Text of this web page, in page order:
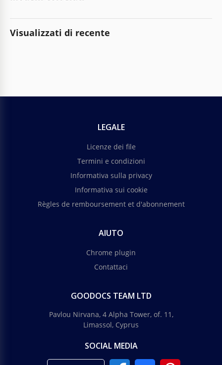
Visualizzati di recente
LEGALE
Licenze dei file
Termini e condizioni
Informativa sulla privacy
Informativa sui cookie
Règles de remboursement et d'abonnement
AIUTO
Chrome plugin
Contattaci
GOODOCS TEAM LTD
Pavlou Nirvana, 4 Alpha Tower, of. 11,
Limassol, Cyprus
SOCIAL MEDIA